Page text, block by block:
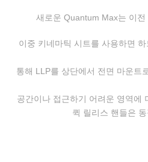
새로운 Quantum Max는 이
이중 키네마틱 시트를 사용하면
통해 LLP를 상단에서 전면 마운트
공간이나 접근하기 어려운 영역
퀵 릴리스 핸들은